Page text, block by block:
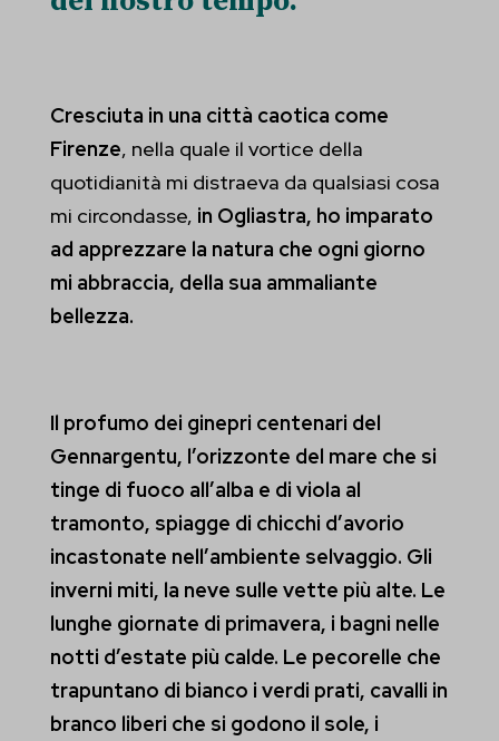
Cresciuta in una città caotica come
Firenze, nella quale il vortice della
quotidianità mi distraeva da qualsiasi cosa
mi circondasse, in Ogliastra, ho imparato
ad apprezzare la natura che ogni giorno
mi abbraccia, della sua ammaliante
bellezza.
Il profumo dei ginepri centenari del
Gennargentu, l’orizzonte del mare che si
tinge di fuoco all’alba e di viola al
tramonto, spiagge di chicchi d’avorio
incastonate nell’ambiente selvaggio. Gli
inverni miti, la neve sulle vette più alte. Le
lunghe giornate di primavera, i bagni nelle
notti d’estate più calde. Le pecorelle che
trapuntano di bianco i verdi prati, cavalli in
branco liberi che si godono il sole, i